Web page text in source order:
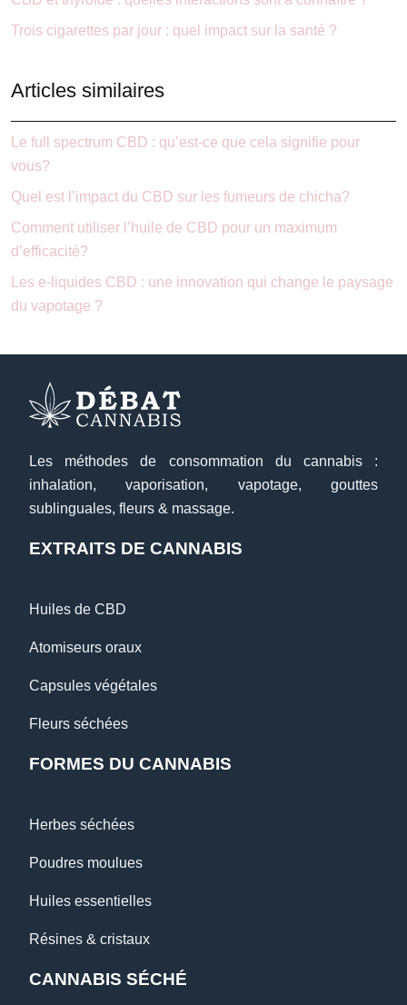
Trois cigarettes par jour : quel impact sur la santé ?
Articles similaires
Le full spectrum CBD : qu’est-ce que cela signifie pour
vous?
Quel est l’impact du CBD sur les fumeurs de chicha?
Comment utiliser l’huile de CBD pour un maximum
d’efficacité?
Les e-liquides CBD : une innovation qui change le paysage
du vapotage ?
Les méthodes de consommation du cannabis :
inhalation, vaporisation, vapotage, gouttes
sublinguales, fleurs & massage.
EXTRAITS DE CANNABIS
Huiles de CBD
Atomiseurs oraux
Capsules végétales
Fleurs séchées
FORMES DU CANNABIS
Herbes séchées
Poudres moulues
Huiles essentielles
Résines & cristaux
CANNABIS SÉCHÉ